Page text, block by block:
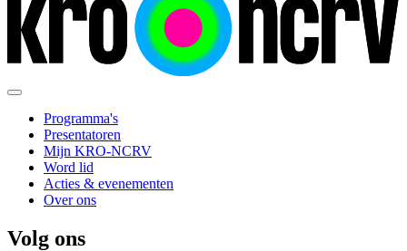
Programma's
Presentatoren
Mijn KRO-NCRV
Word lid
Acties & evenementen
Over ons
Volg ons